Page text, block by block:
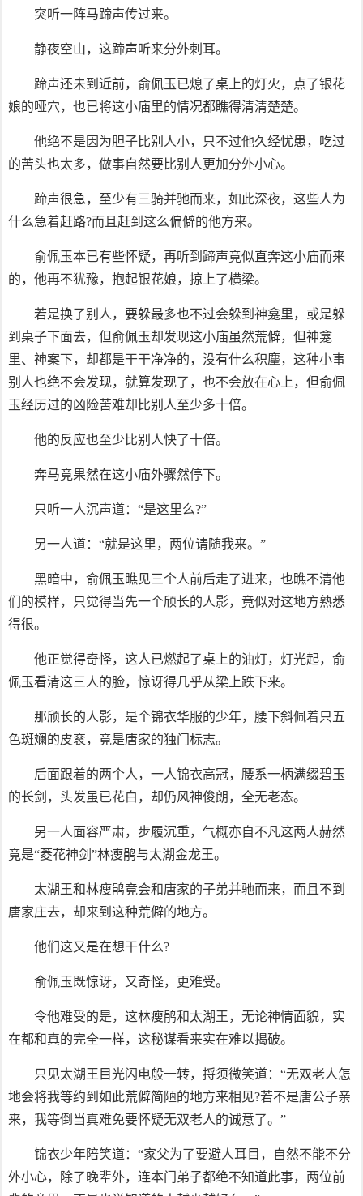
突听一阵马蹄声传过来。
静夜空山，这蹄声听来分外刺耳。
蹄声还未到近前，俞佩玉已熄了桌上的灯火，点了银花
娘的哑穴，也已将这小庙里的情况都瞧得清清楚楚。
他绝不是因为胆子比别人小，只不过他久经忧患，吃过
的苦头也太多，做事自然要比别人更加分外小心。
蹄声很急，至少有三骑并驰而来，如此深夜，这些人为
什么急着赶路?而且赶到这么偏僻的他方来。
俞佩玉本已有些怀疑，再听到蹄声竟似直奔这小庙而来
的，他再不犹豫，抱起银花娘，掠上了横梁。
若是换了别人，要躲最多也不过会躲到神龛里，或是躲
到桌子下面去，但俞佩玉却发现这小庙虽然荒僻，但神龛
里、神案下，却都是干干净净的，没有什么积麈，这种小事
别人也绝不会发现，就算发现了，也不会放在心上，但俞佩
玉经历过的凶险苦难却比别人至少多十倍。
他的反应也至少比别人快了十倍。
奔马竟果然在这小庙外骤然停下。
只听一人沉声道：“是这里么?”
另一人道：“就是这里，两位请随我来。”
黑暗中，俞佩玉瞧见三个人前后走了进来，也瞧不清他
们的模样，只觉得当先一个颀长的人影，竟似对这地方熟悉
得很。
他正觉得奇怪，这人已燃起了桌上的油灯，灯光起，俞
佩玉看清这三人的脸，惊讶得几乎从梁上跌下来。
那颀长的人影，是个锦衣华服的少年，腰下斜佩着只五
色斑斓的皮衮，竟是唐家的独门标志。
后面跟着的两个人，一人锦衣高冠，腰系一柄满缀碧玉
的长剑，头发虽已花白，却仍风神俊朗，全无老态。
另一人面容严肃，步履沉重，气概亦自不凡这两人赫然
竟是“菱花神剑”林瘦鹃与太湖金龙王。
太湖王和林瘦鹃竟会和唐家的子弟并驰而来，而且不到
唐家庄去，却来到这种荒僻的地方。
他们这又是在想干什么?
俞佩玉既惊讶，又奇怪，更难受。
令他难受的是，这林瘦鹃和太湖王，无论神情面貌，实
在都和真的完全一样，这秘谋看来实在难以揭破。
只见太湖王目光闪电般一转，捋须微笑道：“无双老人怎
地会将我等约到如此荒僻简陋的地方来相见?若不是唐公子亲
来，我等倒当真难免要怀疑无双老人的诚意了。”
锦衣少年陪笑道：“家父为了要避人耳目，自然不能不分
外小心，除了晚辈外，连本门弟子都绝不知道此事，两位前